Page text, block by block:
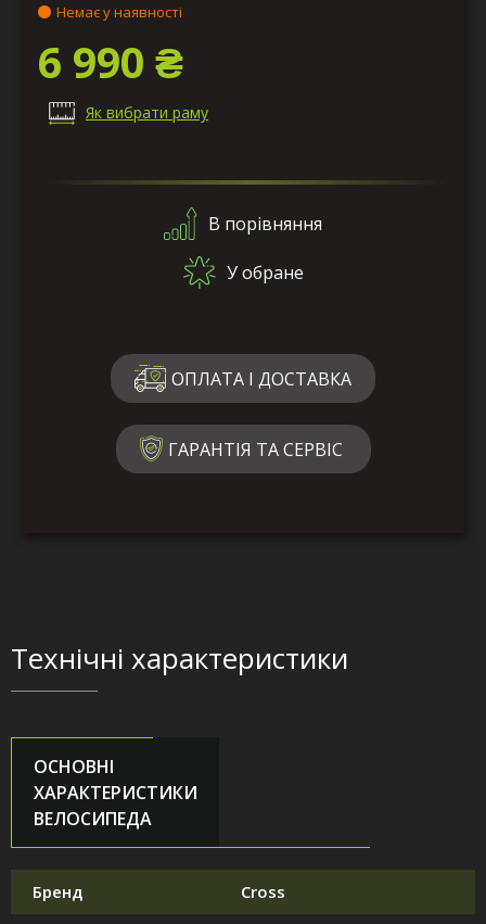
Немає у наявності
6 990 ₴
Як вибрати раму
В порівняння
У обране
ОПЛАТА І ДОСТАВКА
ГАРАНТІЯ ТА СЕРВІС
Технічні характеристики
ОСНОВНІ
ХАРАКТЕРИСТИКИ
ВЕЛОСИПЕДА
Бренд Cross